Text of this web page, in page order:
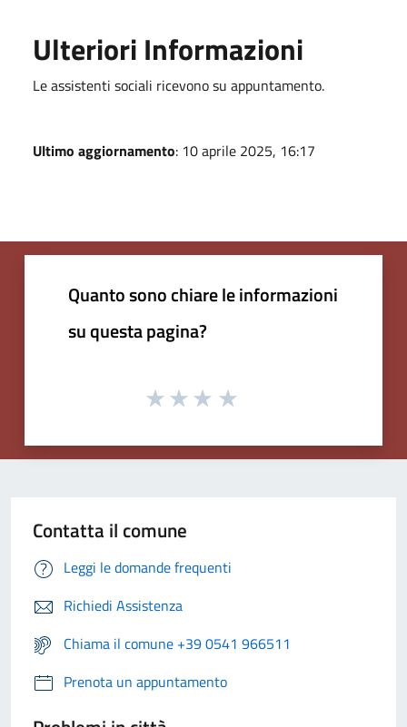
Ulteriori Informazioni
Le assistenti sociali ricevono su appuntamento.
Ultimo aggiornamento: 10 aprile 2025, 16:17
Quanto sono chiare le informazioni
su questa pagina?
Contatta il comune
Leggi le domande frequenti
Richiedi Assistenza
Chiama il comune +39 0541 966511
Prenota un appuntamento